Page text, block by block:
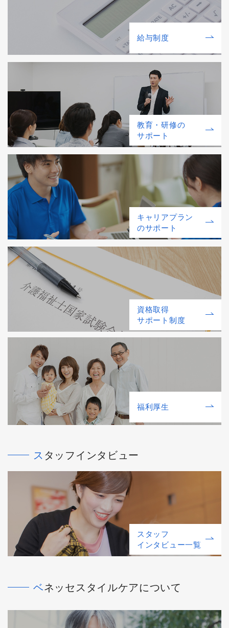
給与制度
教育・研修の
サポート
キャリアプラン
のサポート
資格取得
サポート制度
福利厚⽣
スタッフインタビュー
スタッフ
インタビュー一覧
ベネッセスタイルケアについて